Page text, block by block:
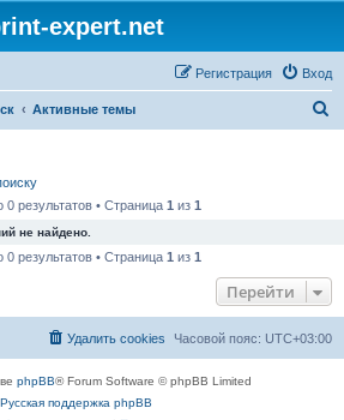
expert.net
Вход
Регистрация
Активные темы
0 результатов • Страница 1 из 1
не найдено.
0 результатов • Страница 1 из 1
Перейти
Часовой пояс: UTC+03:00
Удалить cookies
phpBB® Forum Software © phpBB Limited
Русская поддержка phpBB